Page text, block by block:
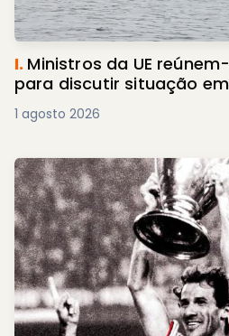
I. Ministros da UE
para discutir situação
1 agosto 2026